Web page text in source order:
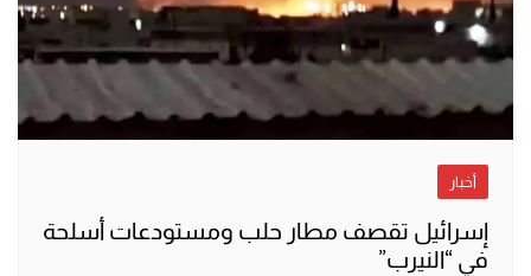
أخبار
إسرائيل تقصف مطار حلب ومستودعات أسلحة
في “النيرب”